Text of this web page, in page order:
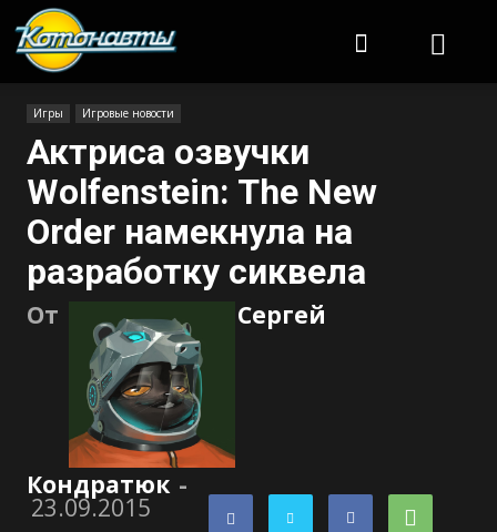
Игры Игровые новости
Актриса озвучки
Wolfenstein: The New
Order намекнула на
разработку сиквела
От Сергей
Кондратюк -
23.09.2015